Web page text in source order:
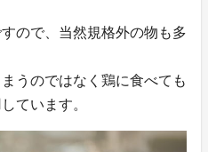
ので、当然規格外の物も多
うのではなく鶏に食べても
ています。